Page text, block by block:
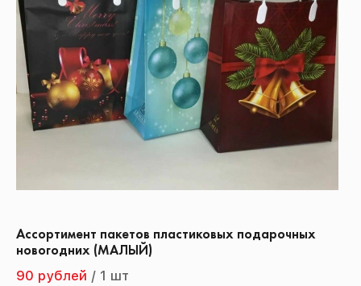
Ассортимент пакетов пластиковых подарочных
новогодних (МАЛЫЙ)
90 рублей / 1 шт